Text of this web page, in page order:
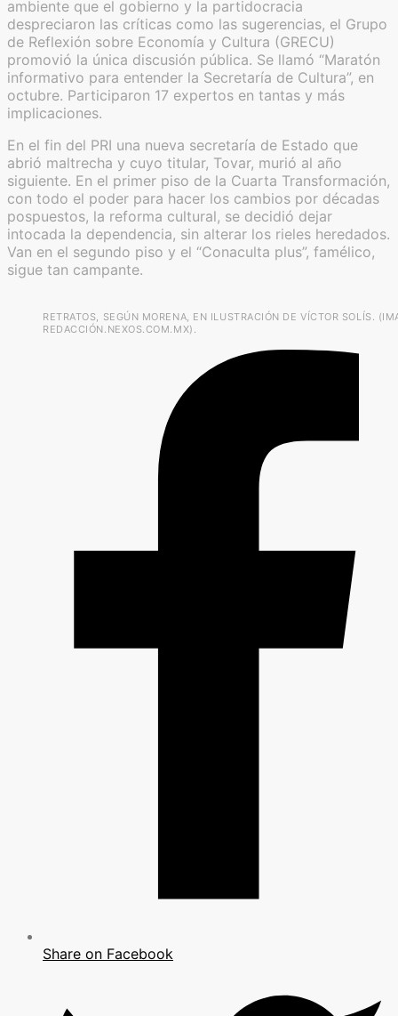
ambiente que el gobierno y la partidocracia
despreciaron las críticas como las sugerencias, el Grupo
de Reflexión sobre Economía y Cultura (GRECU)
promovió la única discusión pública. Se llamó “Maratón
informativo para entender la Secretaría de Cultura”, en
octubre. Participaron 17 expertos en tantas y más
implicaciones.
En el fin del PRI una nueva secretaría de Estado que
abrió maltrecha y cuyo titular, Tovar, murió al año
siguiente. En el primer piso de la Cuarta Transformación,
con todo el poder para hacer los cambios por décadas
pospuestos, la reforma cultural, se decidió dejar
intocada la dependencia, sin alterar los rieles heredados.
Van en el segundo piso y el “Conaculta plus”, famélico,
sigue tan campante.
RETRATOS, SEGÚN MORENA, EN ILUSTRACIÓN DE VÍCTOR SOLÍS.
REDACCIÓN.NEXOS.COM.MX).
Share on Facebook